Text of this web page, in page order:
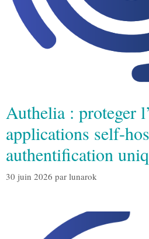
Authelia : proteger
applications self-
authentification
30 juin 2026 par lunarok